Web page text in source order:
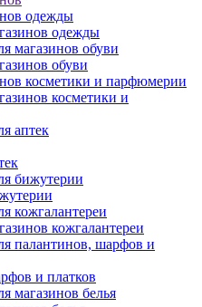
одежды
одежды
магазинов обуви
обуви
косметики и парфюмерии
косметики и
аптек
бижутерии
кожгалантереи
кожгалантереи
палантинов, шарфов и
и платков
магазинов белья